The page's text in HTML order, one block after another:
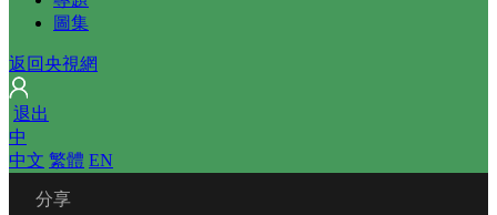
圖集
返回央視網
退出
中
中文 繁體 EN
分享